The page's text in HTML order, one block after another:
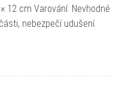
12 cm Varování: Nevhodné
nebezpečí udušení.